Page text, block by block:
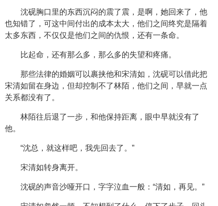
沈砚胸口里的东西沉闷的震了震，是啊，她回来了，他
也知错了，可这中间付出的成本太大，他们之间终究是隔着
太多东西，不仅仅是他们之间的仇恨，还有一条命。
比起命，还有那么多，那么多的失望和疼痛。
那些法律的婚姻可以裹挟他和宋清如，沈砚可以借此把
宋清如留在身边，但却控制不了林陌，他们之间，早就一点
关系都没有了。
林陌往后退了一步，和他保持距离，眼中早就没有了
他。
“沈总，就这样吧，我先回去了。”
宋清如转身离开。
沈砚的声音沙哑开口，字字泣血一般：“清如，再见。”